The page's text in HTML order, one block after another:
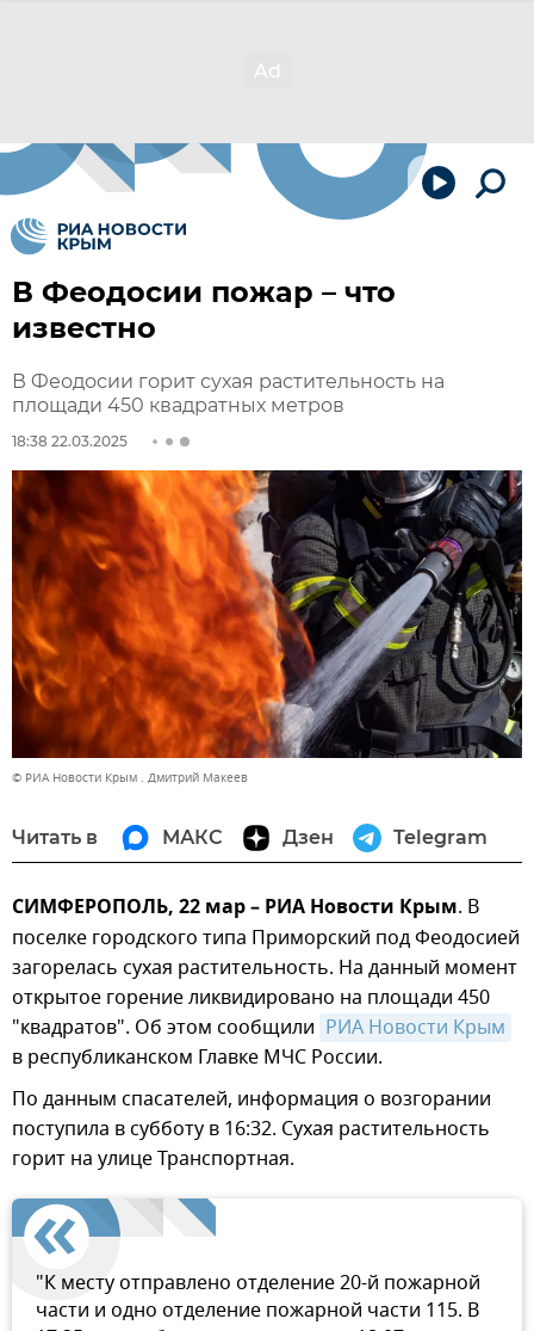
В Феодосии пожар – что
известно
В Феодосии горит сухая растительность на
площади 450 квадратных метров
18:38 22.03.2025
© РИА Новости Крым . Дмитрий Макеев
Читать в МАКС Дзен Telegram
СИМФЕРОПОЛЬ, 22 мар – РИА Новости Крым. В
поселке городского типа Приморский под Феодосией
загорелась сухая растительность. На данный момент
открытое горение ликвидировано на площади 450
"квадратов". Об этом сообщили РИА Новости Крым
в республиканском Главке МЧС России.
По данным спасателей, информация о возгорании
поступила в субботу в 16:32. Сухая растительность
горит на улице Транспортная.
"К месту отправлено отделение 20-й пожарной
части и одно отделение пожарной части 115. В